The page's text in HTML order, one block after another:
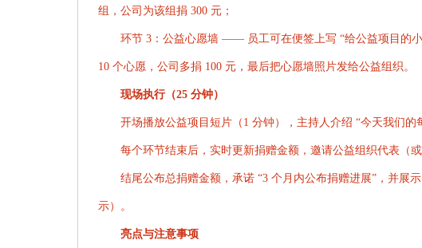
组，公司为该组捐 300 元；
环节 3：公益心愿墙 —— 员工可在便签上写 “给公益项目的
10 个心愿，公司多捐 100 元，最后把心愿墙照片发给公益组织。
现场执行（25 分钟）
开场播放公益项目短片（1 分钟），主持人介绍 “今天我们的
每个环节结束后，实时更新捐赠金额，邀请公益组织代表（
结尾公布总捐赠金额，承诺 “3 个月内公布捐赠进展”，并展
示）。
亮点与注意事项